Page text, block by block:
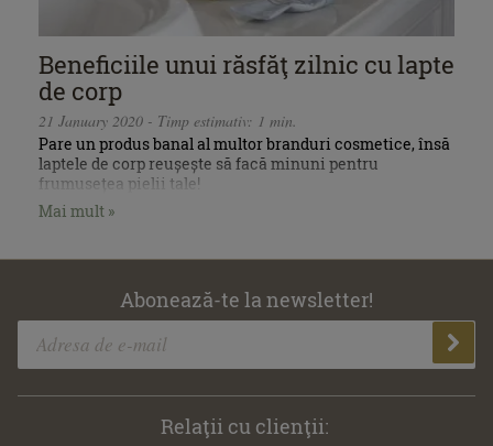
Beneficiile unui răsfăţ zilnic cu lapte
de corp
21 January 2020 - Timp estimativ: 1 min.
Pare un produs banal al multor branduri cosmetice, însă
laptele de corp reușește să facă minuni pentru
frumusețea pielii tale!
Mai mult »
Abonează-te la newsletter!
Relaţii cu clienţii: